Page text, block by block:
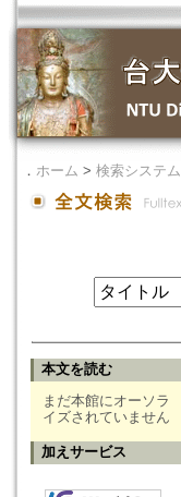
． ホーム > 検索システム
本文を読む
まだ本館にオーソラ
イズされていません
加えサービス